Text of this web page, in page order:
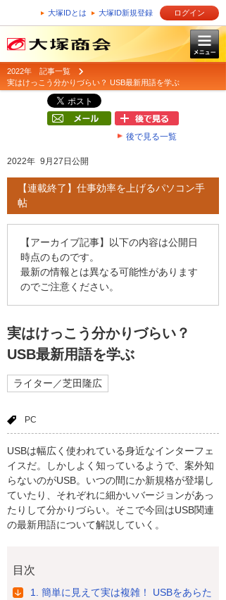
大塚IDとは 大塚ID新規登録 ログイン
2022年 記事一覧
実はけっこう分かりづらい？ USB最新用語を学ぶ
後で見る一覧
2022年 9月27日公開
【連載終了】仕事効率を上げるパソコン手
帖
【アーカイブ記事】以下の内容は公開日
時点のものです。
最新の情報とは異なる可能性があります
のでご注意ください。
実はけっこう分かりづらい？
USB最新用語を学ぶ
ライター／芝田隆広
PC
USBは幅広く使われている身近なインターフェ
イスだ。しかしよく知っているようで、案外知
らないのがUSB。いつの間にか新規格が登場し
ていたり、それぞれに細かいバージョンがあっ
たりして分かりづらい。そこで今回はUSB関連
の最新用語について解説していく。
目次
1. 簡単に見えて実は複雑！ USBをあらた